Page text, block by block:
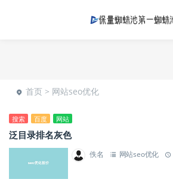
首页 > 网站seo优化
搜索 百度 网站
泛目录排名灰色
佚名 网站seo优化